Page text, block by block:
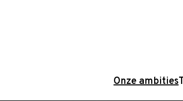
Onze ambities